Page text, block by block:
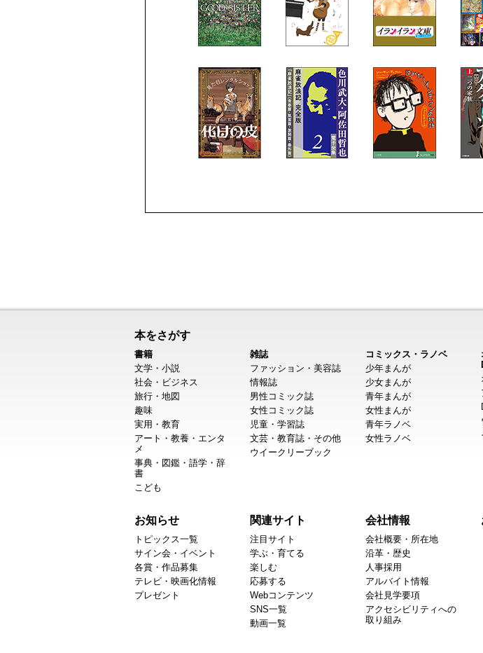
本をさがす
書籍
文学・小説
社会・ビジネス
旅行・地図
趣味
実用・教育
アート・教養・エンタ
メ
事典・図鑑・語学・辞
書
こども
雑誌
ファッション・美容誌
情報誌
男性コミック誌
女性コミック誌
児童・学習誌
文芸・教育誌・その他
ウイークリーブック
コミックス・ラノベ
少年まんが
少女まんが
青年まんが
女性まんが
青年ラノベ
女性ラノベ
お知らせ
トピックス一覧
サイン会・イベント
各賞・作品募集
テレビ・映画化情報
プレゼント
関連サイト
注目サイト
学ぶ・育てる
楽しむ
応募する
Webコンテンツ
SNS一覧
動画一覧
会社情報
会社概要・所在地
沿革・歴史
人事採用
アルバイト情報
会社見学要項
アクセシビリティへの
取り組み